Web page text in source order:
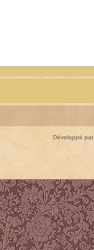
Développé par